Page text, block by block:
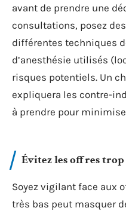
avant de prendre une
consultations, posez
différentes techniques
d’anesthésie utilisés
risques potentiels. Un
expliquera les contre-
à prendre pour
Évitez les offres
Soyez vigilant face aux
très bas peut masquer